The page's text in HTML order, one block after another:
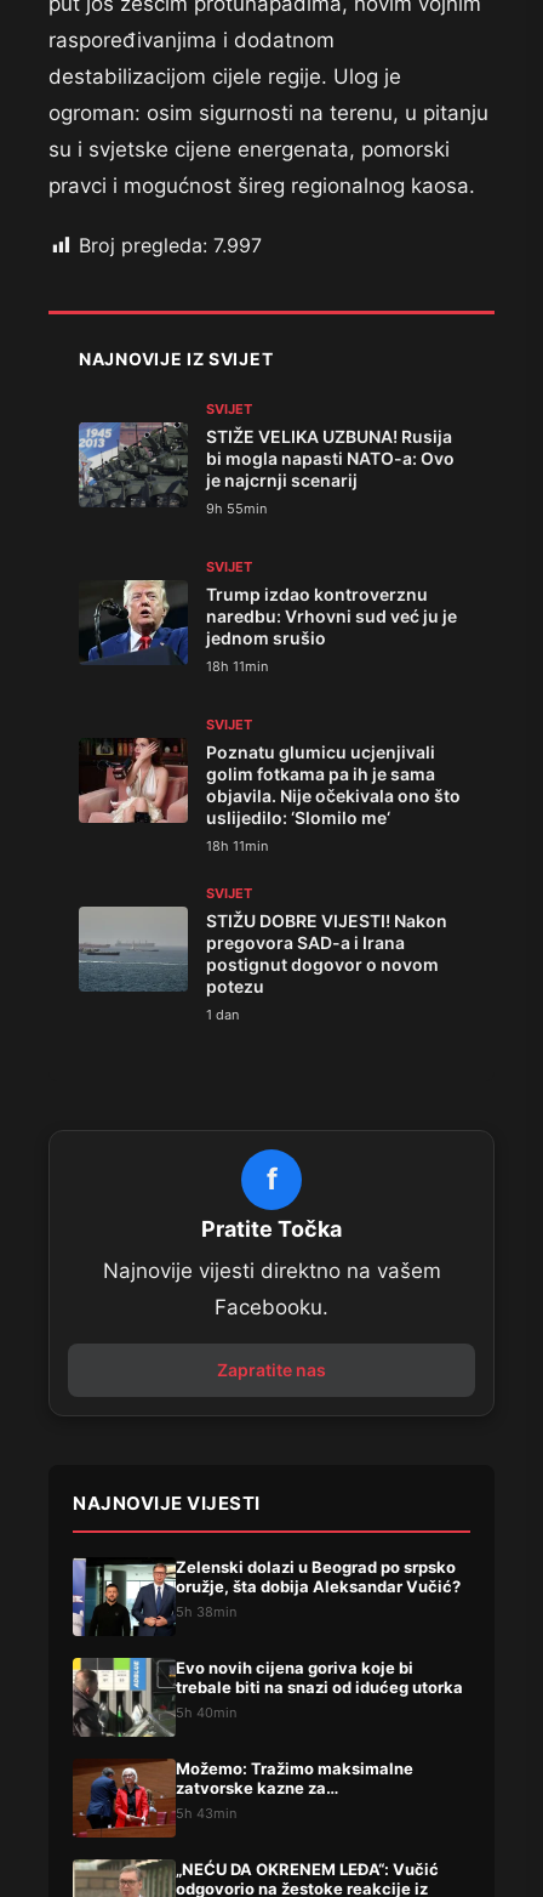
raspoređivanjima i dodatnom
destabilizacijom cijele regije. Ulog je
ogroman: osim sigurnosti na terenu, u pitanju
su i svjetske cijene energenata, pomorski
pravci i mogućnost šireg regionalnog kaosa.
Broj pregleda: 7.997
NAJNOVIJE IZ SVIJET
SVIJET
STIŽE VELIKA UZBUNA! Rusija
bi mogla napasti NATO-a: Ovo
je najcrnji scenarij
9h 55min
SVIJET
Trump izdao kontroverznu
naredbu: Vrhovni sud već ju je
jednom srušio
18h 11min
SVIJET
Poznatu glumicu ucjenjivali
golim fotkama pa ih je sama
objavila. Nije očekivala ono što
uslijedilo: ‘Slomilo me‘
18h 11min
SVIJET
STIŽU DOBRE VIJESTI! Nakon
pregovora SAD-a i Irana
postignut dogovor o novom
potezu
1 dan
f
Pratite Točka
Najnovije vijesti direktno na vašem
Facebooku.
Zapratite nas
NAJNOVIJE VIJESTI
Zelenski dolazi u Beograd po srpsko
oružje, šta dobija Aleksandar Vučić?
5h 38min
Evo novih cijena goriva koje bi
trebale biti na snazi od idućeg utorka
5h 40min
Možemo: Tražimo maksimalne
zatvorske kazne za…
5h 43min
„NEĆU DA OKRENEM LEĐA“: Vučić
odgovorio na žestoke reakcije iz